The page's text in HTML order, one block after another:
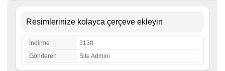
Resimlerinize kolayca çerçeve ekleyin
İndirme
3130
Gönderen
Site Admini